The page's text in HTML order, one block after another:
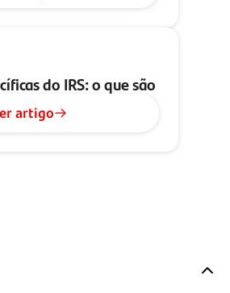
do IRS: o que são
artigo